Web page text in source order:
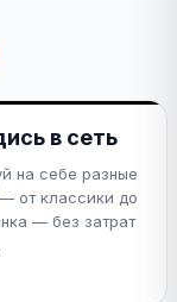
в сеть
на себе разные
от классики до
— без затрат